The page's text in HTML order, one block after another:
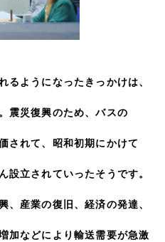
るようになったきっかけは、
震災復興のため、バスの
されて、昭和初期にかけて
設立されていったそうです。
、産業の復旧、経済の発達、
加などにより輸送需要が急激